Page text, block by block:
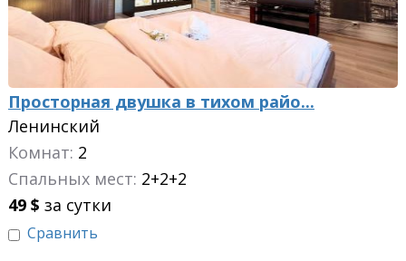
Просторная двушка в тихом райо...
Ленинский
Комнат: 2
Спальных мест: 2+2+2
49 $ за сутки
Сравнить